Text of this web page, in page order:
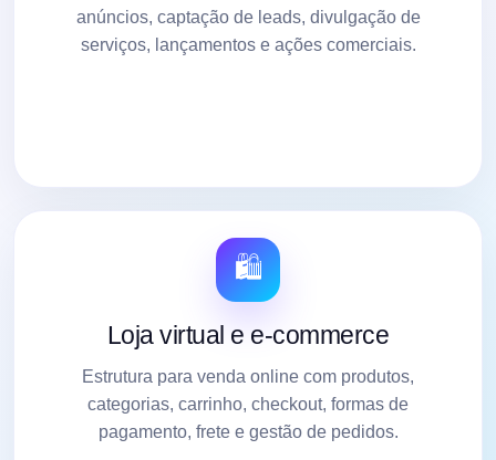
anúncios, captação de leads, divulgação de
serviços, lançamentos e ações comerciais.
🛍️
Loja virtual e e-commerce
Estrutura para venda online com produtos,
categorias, carrinho, checkout, formas de
pagamento, frete e gestão de pedidos.